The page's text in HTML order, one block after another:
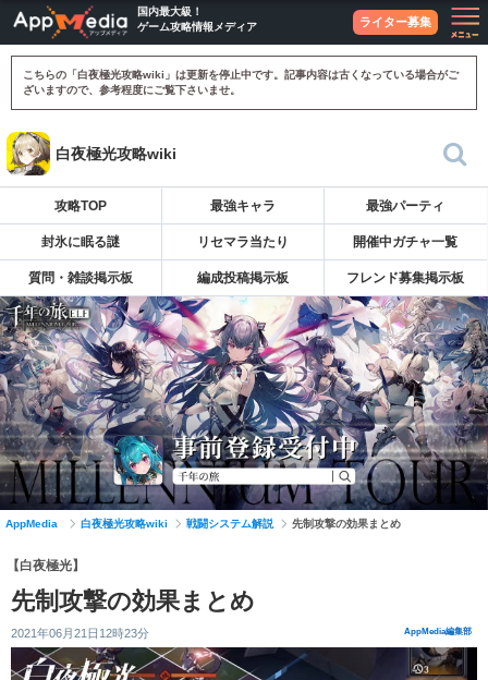
国内最大級！
ゲーム攻略情報メディア
ライター募集
こちらの「白夜極光攻略wiki」は更新を停止中です。記事内容は古くなっている場合がご
ざいますので、参考程度にご覧下さいませ。
白夜極光攻略wiki
攻略TOP 最強キャラ 最強パーティ
封氷に眠る謎 リセマラ当たり 開催中ガチャ一覧
質問・雑談掲示板 編成投稿掲示板 フレンド募集掲示板
AppMedia 白夜極光攻略wiki 戦闘システム解説 先制攻撃の効果まとめ
【白夜極光】
先制攻撃の効果まとめ
2021年06月21日12時23分 AppMedia編集部